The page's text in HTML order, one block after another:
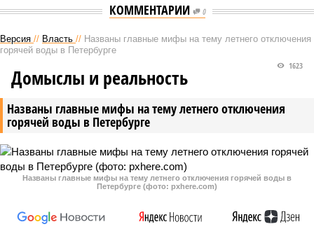
КОММЕНТАРИИ 0
Версия // Власть // Названы главные мифы на тему летнего отключения
горячей воды в Петербурге
Названы главные мифы на тему летнего отключения
горячей воды в Петербурге
1623
Домыслы и реальность
Названы главные мифы на тему летнего отключения горячей воды в
Петербурге (фото: pxhere.com)